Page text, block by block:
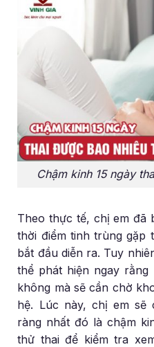
Chậm kinh 15 ngày
Theo thực tế, chị em đã
thời điểm tinh trùng gặp
bắt đầu diễn ra. Tuy
thể phát hiện ngay rằng
không mà sẽ cần chờ
hệ. Lúc này, chị em sẽ
ràng nhất đó là chậm
thử thai để kiểm tra